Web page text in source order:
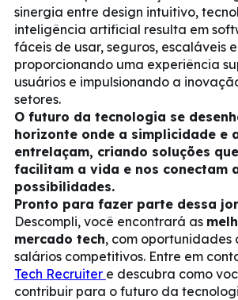
sinergia entre design intuitivo,
inteligência artificial resulta em
fáceis de usar, seguros, escaláveis
proporcionando uma experiência
usuários e impulsionando a
setores.
O futuro da tecnologia se
horizonte onde a simplicidade e
entrelaçam, criando soluções
facilitam a vida e nos conectam
possibilidades.
Pronto para fazer parte dessa
Descompli, você encontrará as
mercado tech, com oportunidades
salários competitivos. Entre em
Tech Recruiter e descubra como
contribuir para o futuro da